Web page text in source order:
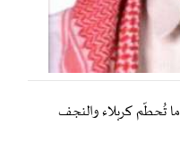
تُحطّم كربلاء والنجف